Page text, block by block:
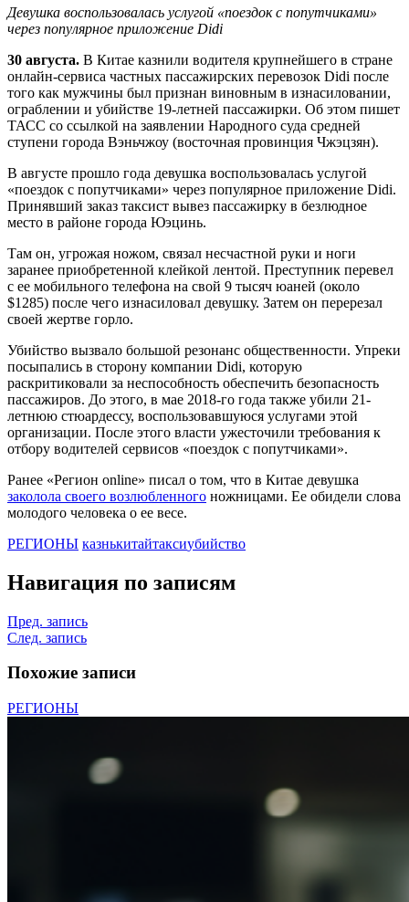
Девушка воспользовалась услугой «поездок с попутчиками»
через популярное приложение Didi
30 августа. В Китае казнили водителя крупнейшего в стране
онлайн-сервиса частных пассажирских перевозок Didi после
того как мужчины был признан виновным в изнасиловании,
ограблении и убийстве 19-летней пассажирки. Об этом пишет
ТАСС со ссылкой на заявлении Народного суда средней
ступени города Вэньчжоу (восточная провинция Чжэцзян).
В августе прошло года девушка воспользовалась услугой
«поездок с попутчиками» через популярное приложение Didi.
Принявший заказ таксист вывез пассажирку в безлюдное
место в районе города Юэцинь.
Там он, угрожая ножом, связал несчастной руки и ноги
заранее приобретенной клейкой лентой. Преступник перевел
с ее мобильного телефона на свой 9 тысяч юаней (около
$1285) после чего изнасиловал девушку. Затем он перерезал
своей жертве горло.
Убийство вызвало большой резонанс общественности. Упреки
посыпались в сторону компании Didi, которую
раскритиковали за неспособность обеспечить безопасность
пассажиров. До этого, в мае 2018-го года также убили 21-
летнюю стюардессу, воспользовавшуюся услугами этой
организации. После этого власти ужесточили требования к
отбору водителей сервисов «поездок с попутчиками».
Ранее «Регион online» писал о том, что в Китае девушка
заколола своего возлюбленного ножницами. Ее обидели слова
молодого человека о ее весе.
РЕГИОНЫ казнькитайтаксиубийство
Навигация по записям
Пред. запись
След. запись
Похожие записи
РЕГИОНЫ